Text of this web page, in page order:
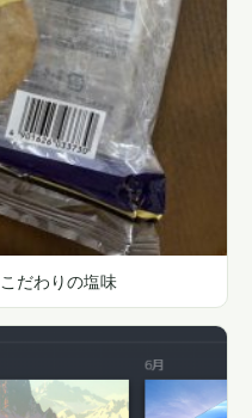
だわりの塩味